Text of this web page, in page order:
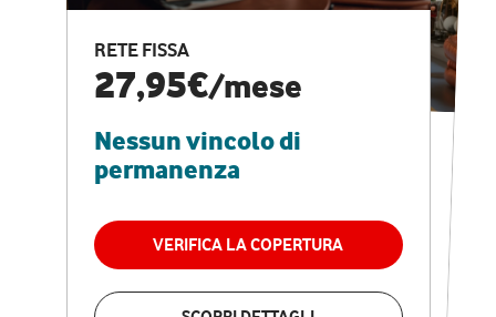
RETE FISSA
27,95€/mese
Nessun vincolo di
permanenza
VERIFICA LA COPERTURA
CASA PRO
Internet veloce e
vantaggi speciali
RETE FISSA + VODAFONE CLUB
29,95€
permanenza
VERIFICA LA COPERTURA